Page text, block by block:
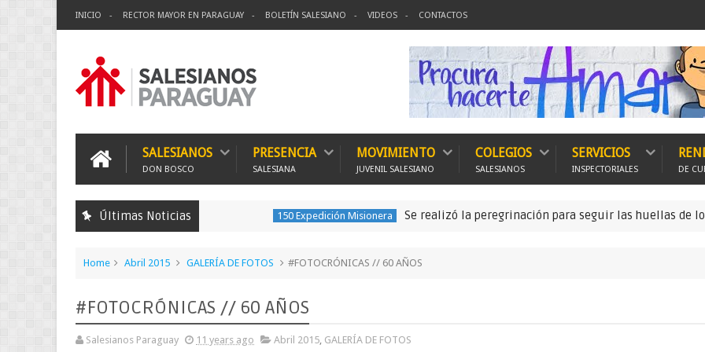
INICIO RECTOR MAYOR EN PARAGUAY BOLETÍN SALESIANO VIDEOS CONTACTOS
SALESIANOS
DON BOSCO
PRESENCIA
SALESIANA
MOVIMIENTO
JUVENIL SALESIANO
COLEGIOS
SALESIANOS
SERVICIOS
INSPECTORIALES DE
Últimas Noticias 150 Expedición Misionera Se realizó la peregrinación para seguir las huellas de los
Home Abril 2015 GALERÍA DE FOTOS #FOTOCRÓNICAS // 60 AÑOS
#FOTOCRÓNICAS // 60 AÑOS
Salesianos Paraguay 11 years ago Abril 2015, GALERÍA DE FOTOS